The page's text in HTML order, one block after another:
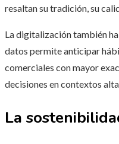
resaltan su tradición, su
La digitalización también
datos permite anticipar
comerciales con mayor
decisiones en contextos
La